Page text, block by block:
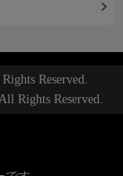
Reserved.
Rights Reserved.